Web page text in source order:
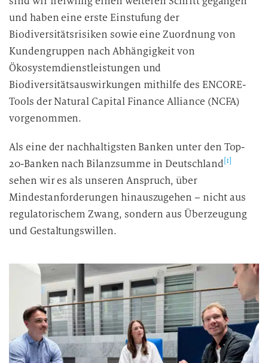
und haben eine erste Einstufung der
Biodiversitätsrisiken sowie eine Zuordnung von
Kundengruppen nach Abhängigkeit von
Ökosystemdienstleistungen und
Biodiversitätsauswirkungen mithilfe des ENCORE-
Tools der Natural Capital Finance Alliance (NCFA)
vorgenommen.
Als eine der nachhaltigsten Banken unter den Top-
20-Banken nach Bilanzsumme in Deutschland [1]
sehen wir es als unseren Anspruch, über
Mindestanforderungen hinauszugehen – nicht aus
regulatorischem Zwang, sondern aus Überzeugung
und Gestaltungswillen.